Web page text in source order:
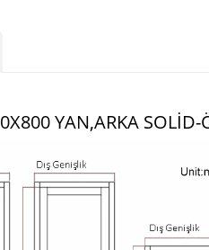
YAN,ARKA